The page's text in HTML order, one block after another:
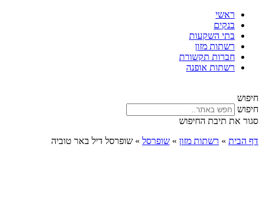
ראשי
בנקים
בתי השקעות
רשתות מזון
חברות תקשורת
רשתות אופנה
חיפוש
חיפוש
סגור את תיבת החיפוש
דף הבית » רשתות מזון » שופרסל » שופרסל דיל באר טוביה